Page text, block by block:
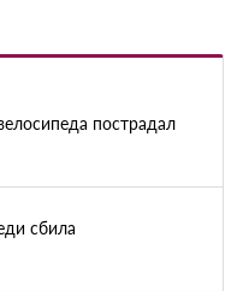
пострадал
сбила